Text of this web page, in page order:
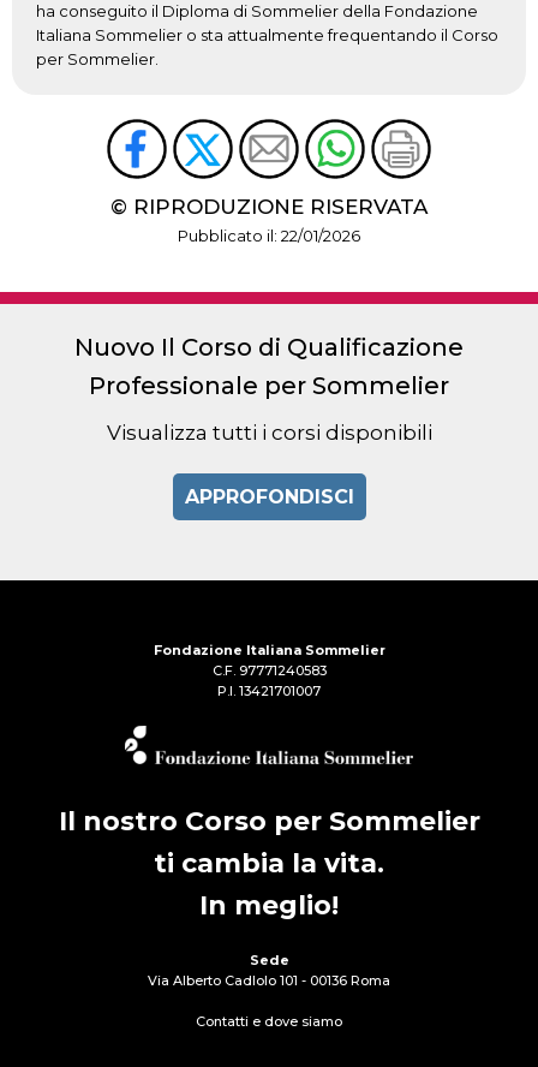
ha conseguito il Diploma di Sommelier della Fondazione
Italiana Sommelier o sta attualmente frequentando il Corso
per Sommelier.
© RIPRODUZIONE RISERVATA
Pubblicato il: 22/01/2026
Nuovo Il Corso di Qualificazione
Professionale per Sommelier
Visualizza tutti i corsi disponibili
APPROFONDISCI
Fondazione Italiana Sommelier
C.F. 97771240583
P.I. 13421701007
Il nostro Corso per Sommelier
ti cambia la vita.
In meglio!
Sede
Via Alberto Cadlolo 101 - 00136 Roma
Contatti e dove siamo